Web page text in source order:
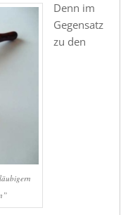
Denn im
Gegensatz
zu den